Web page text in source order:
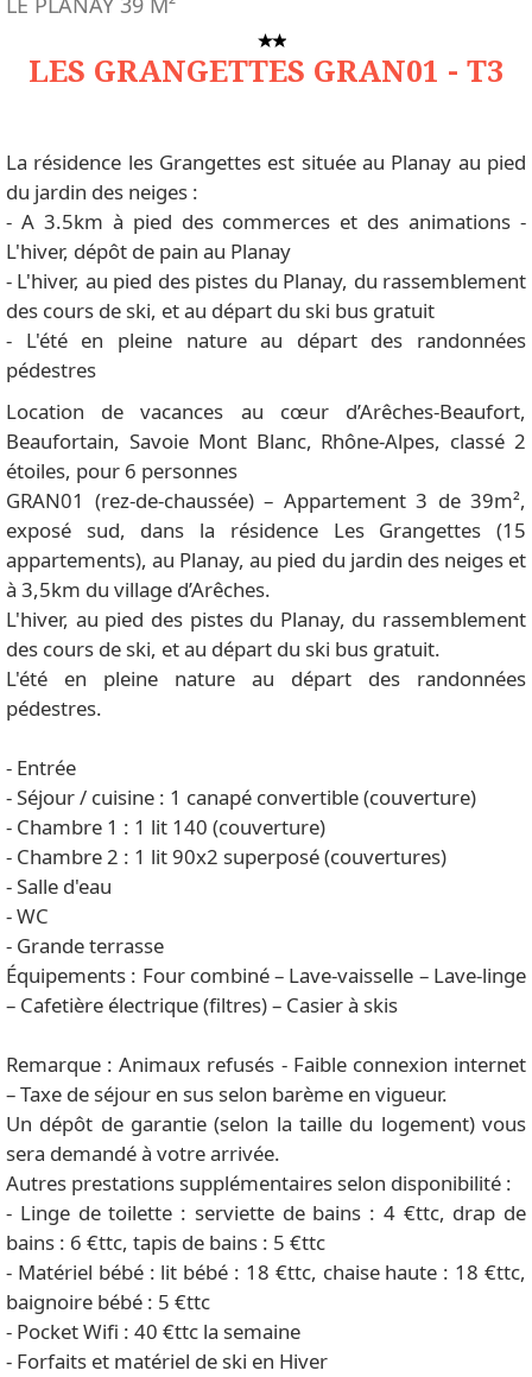
LES GRANGETTES GRAN01 - T3
La résidence les Grangettes est située au Planay au pied
du jardin des neiges :
- A 3.5km à pied des commerces et des animations -
L'hiver, dépôt de pain au Planay
- L'hiver, au pied des pistes du Planay, du rassemblement
des cours de ski, et au départ du ski bus gratuit
- L'été en pleine nature au départ des randonnées
pédestres
Location de vacances au cœur d’Arêches-Beaufort,
Beaufortain, Savoie Mont Blanc, Rhône-Alpes, classé 2
étoiles, pour 6 personnes
GRAN01 (rez-de-chaussée) – Appartement 3 de 39m²,
exposé sud, dans la résidence Les Grangettes (15
appartements), au Planay, au pied du jardin des neiges et
à 3,5km du village d’Arêches.
L'hiver, au pied des pistes du Planay, du rassemblement
des cours de ski, et au départ du ski bus gratuit.
L'été en pleine nature au départ des randonnées
pédestres.
- Entrée
- Séjour / cuisine : 1 canapé convertible (couverture)
- Chambre 1 : 1 lit 140 (couverture)
- Chambre 2 : 1 lit 90x2 superposé (couvertures)
- Salle d'eau
- WC
- Grande terrasse
Équipements : Four combiné – Lave-vaisselle – Lave-linge
– Cafetière électrique (filtres) – Casier à skis
Remarque : Animaux refusés - Faible connexion internet
– Taxe de séjour en sus selon barème en vigueur.
Un dépôt de garantie (selon la taille du logement) vous
sera demandé à votre arrivée.
Autres prestations supplémentaires selon disponibilité :
- Linge de toilette : serviette de bains : 4 €ttc, drap de
bains : 6 €ttc, tapis de bains : 5 €ttc
- Matériel bébé : lit bébé : 18 €ttc, chaise haute : 18 €ttc,
baignoire bébé : 5 €ttc
- Pocket Wifi : 40 €ttc la semaine
- Forfaits et matériel de ski en Hiver